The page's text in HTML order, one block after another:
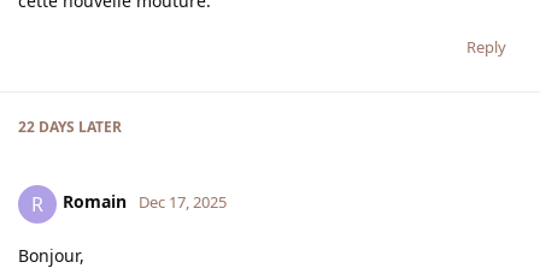
Reply
22 DAYS LATER
R Romain Dec 17, 2025
Bonjour,